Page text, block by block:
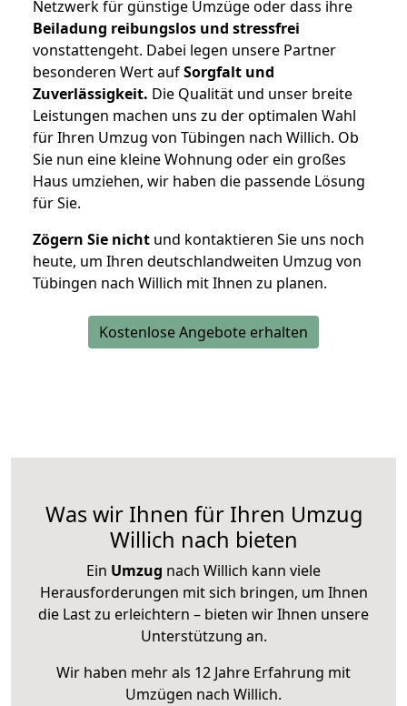
Netzwerk für günstige Umzüge oder dass ihre
Beiladung reibungslos und stressfrei
vonstattengeht. Dabei legen unsere Partner
besonderen Wert aufSorgfalt und
Zuverlässigkeit. Die Qualität und unser breite
Leistungen machen uns zu der optimalen Wahl
für Ihren Umzug von Tübingen nach Willich. Ob
Sie nun eine kleine Wohnung oder ein großes
Haus umziehen, wir haben die passende Lösung
für Sie.
Zögern Sie nicht und kontaktieren Sie uns noch
heute, um Ihren deutschlandweiten Umzug von
Tübingen nach Willich mit Ihnen zu planen.
Kostenlose Angebote erhalten
Was wir Ihnen für Ihren Umzug
Willich nach bieten
Ein Umzug nach Willich kann viele
Herausforderungen mit sich bringen, um Ihnen
die Last zu erleichtern – bieten wir Ihnen unsere
Unterstützung an.
Wir haben mehr als 12 Jahre Erfahrung mit
Umzügen nach Willich.